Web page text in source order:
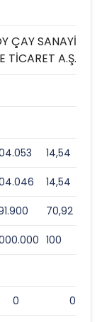
ÇAY SANAYİ
TİCARET A.Ş.
14,54
14,54
70,92
100
0 0